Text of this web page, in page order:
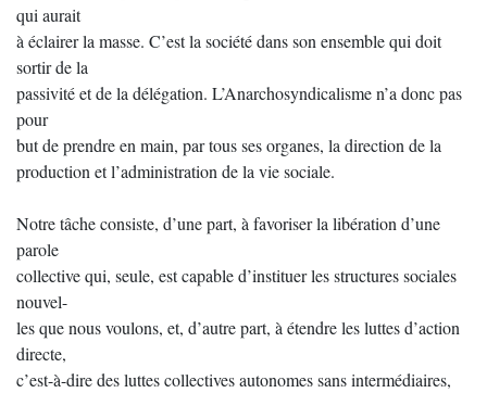
qui aurait
à éclairer la masse. C’est la société dans son ensemble qui doit
sortir de la
passivité et de la délégation. L’Anarchosyndicalisme n’a donc pas
pour
but de prendre en main, par tous ses organes, la direction de la
production et l’administration de la vie sociale.
Notre tâche consiste, d’une part, à favoriser la libération d’une
parole
collective qui, seule, est capable d’instituer les structures sociales
nouvel-
les que nous voulons, et, d’autre part, à étendre les luttes d’action
directe,
c’est-à-dire des luttes collectives autonomes sans intermédiaires,